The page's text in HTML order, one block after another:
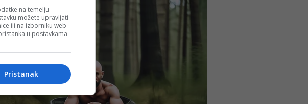
na temelju
možete upravljati
ili na izborniku web-
u postavkama
Pristanak